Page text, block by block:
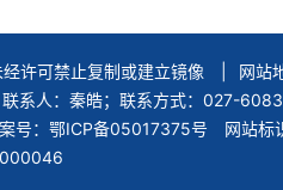
许可禁止复制或建立镜像
网站
系人：秦皓；联系方式：027-
号：鄂ICP备05017375号 网站标